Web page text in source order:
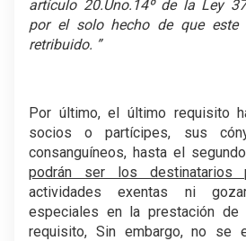
artículo 20.Uno.14º de la Ley
por el solo hecho de que este
retribuido. ”
Por último, el último requisito
socios o partícipes, sus
consanguíneos, hasta el
podrán ser los destinatarios
actividades exentas ni
especiales en la prestación
requisito, Sin embargo, no se